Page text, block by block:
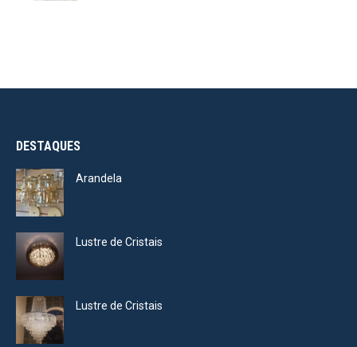
DESTAQUES
Arandela
Lustre de Cristais
Lustre de Cristais